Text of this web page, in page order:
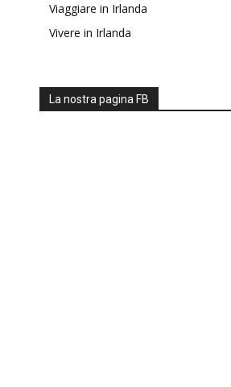
Viaggiare in Irlanda
Vivere in Irlanda
La nostra pagina FB